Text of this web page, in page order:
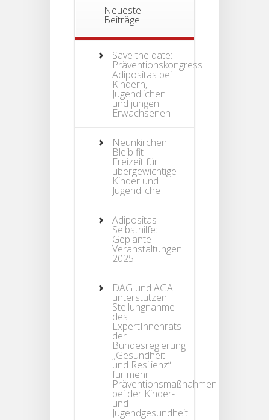
Neueste
Beiträge
Save the date:
Präventionskongress
Adipositas bei
Kindern,
Jugendlichen
und jungen
Erwachsenen
Neunkirchen:
Bleib fit –
Freizeit für
übergewichtige
Kinder und
Jugendliche
Adipositas-
Selbsthilfe:
Geplante
Veranstaltungen
2025
DAG und AGA
unterstützen
Stellungnahme
des
ExpertInnenrats
der
Bundesregierung
„Gesundheit
und Resilienz“
für mehr
Präventionsmaßnahmen
bei der Kinder-
und
Jugendgesundheit